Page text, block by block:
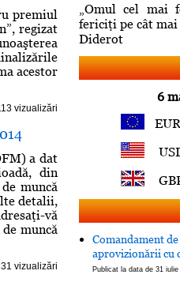
premiul
regizat
acestor
vizualizări
a dat
din
muncă
detalii,
vă
muncă
vizualizări
„Omul cel mai
fericiţi pe cât
Diderot
6
Comandament
aprovizionării cu
Publicat la data de 31 iulie